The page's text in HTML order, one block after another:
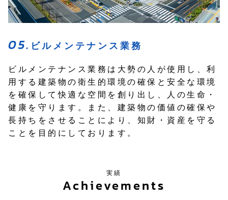
ビルメンテナンス業務
ビルメンテナンス業務は大勢の人が使用し、利
用する建築物の衛生的環境の確保と安全な環境
を確保して快適な空間を創り出し、人の生命・
健康を守ります。また、建築物の価値の確保や
長持ちをさせることにより、知財・資産を守る
ことを目的にしております。
実績
Achievements